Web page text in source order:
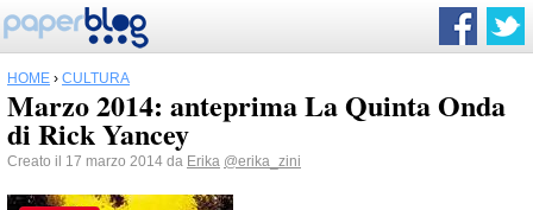
HOME › CULTURA
Marzo 2014: anteprima La Quinta Onda
di Rick Yancey
Creato il 17 marzo 2014 da Erika @erika_zini